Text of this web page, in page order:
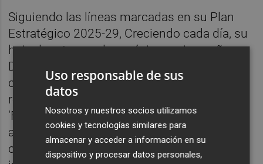
Siguiendo las líneas marcadas en su Plan
Estratégico 2025-29, Creciendo cada día, su
hoja de ruta para los próximos cinco años,
Dia continúa avanzando en su objetivo de
convertirse en el supermercado de
referencia. Dentro de la tercera palanca,
‘Fortalecer una base ganadora’, se aúnan las
acciones orientadas a construir sobre los
cimientos de la compañía. Esto incluye
Uso responsable de sus
datos
Nosotros y nuestros socios utilizamos
cookies y tecnologías similares para
almacenar y acceder a información en su
dispositivo y procesar datos personales,